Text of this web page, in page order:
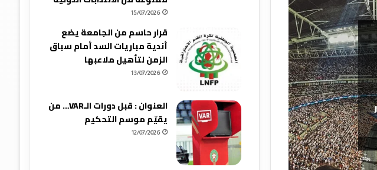
15/07/2026
قرار حاسم من الجامعة يضع
أندية مباريات السد أمام سباق
الزمن لتأهيل ملاعبها
13/07/2026
العنوان : قبل دورات الـVAR… من
يقيّم موسم التحكيم
12/07/2026